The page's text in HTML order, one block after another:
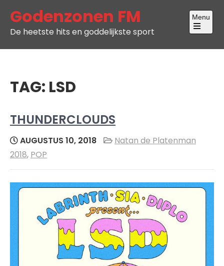
content
Godenzonen FM
De heetste hits en goddelijkste sport
Menu
Open
main
TAG: LSD
THUNDERCLOUDS
AUGUSTUS 10, 2018
Natan de Platenman
2018, POP